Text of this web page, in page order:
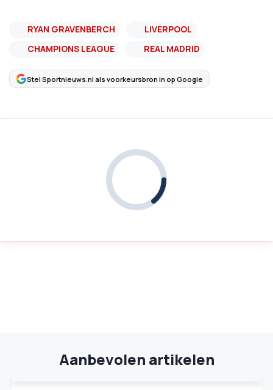
RYAN GRAVENBERCH
LIVERPOOL
CHAMPIONS LEAGUE
REAL MADRID
Stel Sportnieuws.nl als voorkeursbron in op Google
Aanbevolen artikelen